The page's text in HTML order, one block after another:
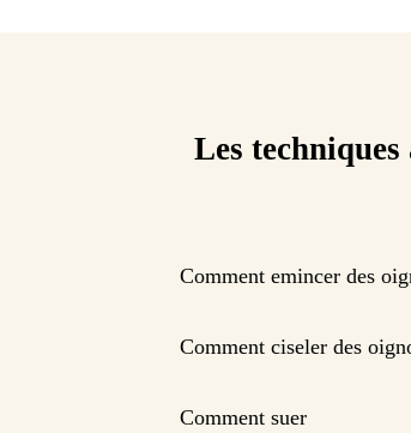
Les techniques
Comment emincer des
Comment ciseler des
Comment suer